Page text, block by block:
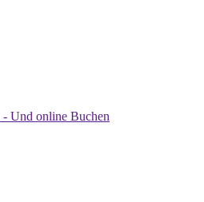
Und online Buchen